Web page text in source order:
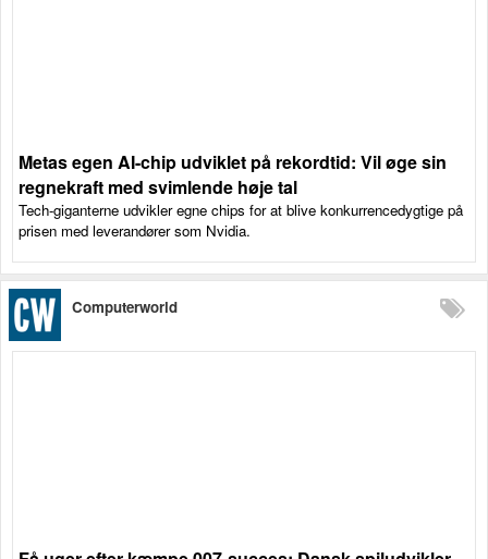
Metas egen AI-chip udviklet på rekordtid: Vil øge sin
regnekraft med svimlende høje tal
Tech-giganterne udvikler egne chips for at blive konkurrencedygtige på
prisen med leverandører som Nvidia.
Computerworld